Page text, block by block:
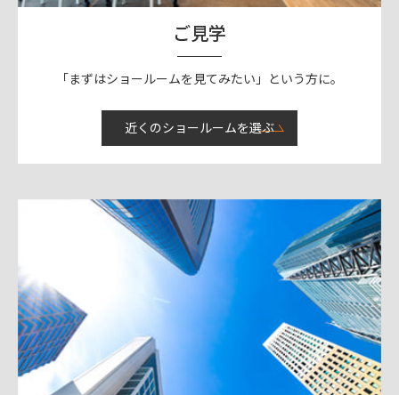
ご見学
「まずはショールームを見てみたい」という方に。
近くのショールームを選ぶ